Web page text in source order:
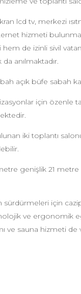
lcd tv, merkezi
hizmeti
de izinli sivil
da anılmaktadır.
açık büfe sabah
için özenle
iki toplantı
genişlik 21
sürdürmeleri için
ve ergonomik
ve sauna hizmeti de